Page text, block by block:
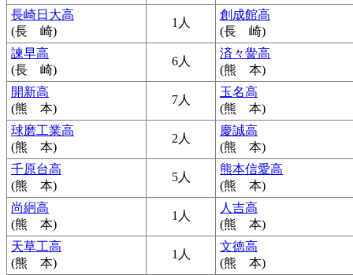
長崎日大高
(長 崎)
1人
創成館高
(長 崎)
諫早高
(長 崎)
6人
済々黌高
(熊 本)
開新高
(熊 本)
7人
玉名高
(熊 本)
球磨工業高
(熊 本)
2人
慶誠高
(熊 本)
千原台高
(熊 本)
5人
熊本信愛高
(熊 本)
尚絅高
(熊 本)
1人
人吉高
(熊 本)
天草工高
(熊 本)
1人
文徳高
(熊 本)